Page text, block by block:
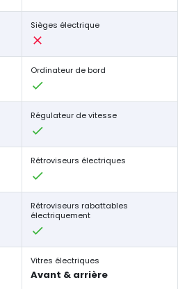
Sièges électrique
Ordinateur de bord
Régulateur de vitesse
Rétroviseurs électriques
Rétroviseurs rabattables
électriquement
Vitres électriques
Avant & arrière